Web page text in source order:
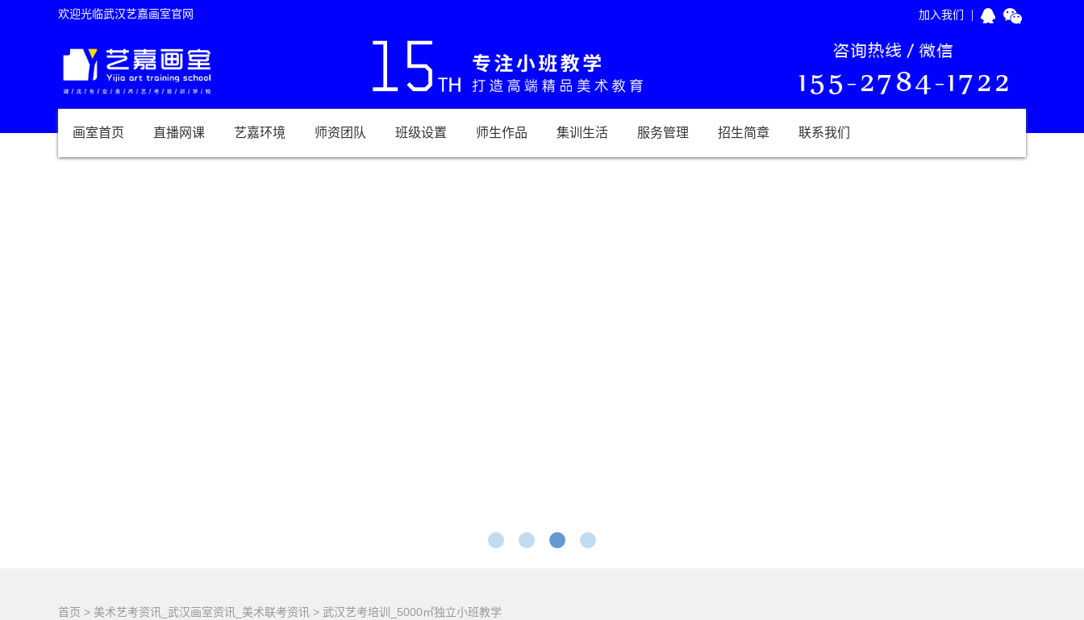
欢迎光临武汉艺嘉画室官网 加入我们 |
画室首页 直播网课 艺嘉环境 师资团队 班级设置 师生作品 集训生活 服务管理 招生简章 联系我们
首页 > 美术艺考资讯_武汉画室资讯_美术联考资讯 > 武汉艺考培训_5000㎡独立小班教学